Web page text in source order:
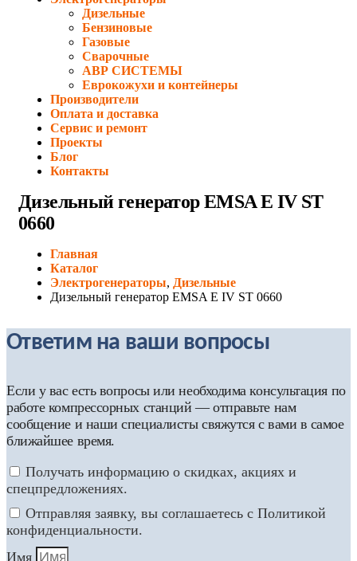
Дизельные
Бензиновые
Газовые
Сварочные
АВР СИСТЕМЫ
Еврокожухи и контейнеры
Производители
Оплата и доставка
Сервис и ремонт
Проекты
Блог
Контакты
Дизельный генератор EMSA E IV ST
0660
Главная
Каталог
Электрогенераторы, Дизельные
Дизельный генератор EMSA E IV ST 0660
Ответим на ваши вопросы
Если у вас есть вопросы или необходима консультация по
работе компрессорных станций — отправьте нам
сообщение и наши специалисты свяжутся с вами в самое
ближайшее время.
Получать информацию о скидках, акциях и
спецпредложениях.
Отправляя заявку, вы соглашаетесь с Политикой
конфиденциальности.
Имя